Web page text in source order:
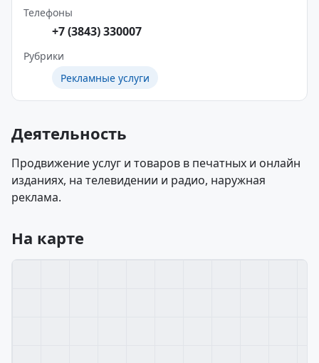
Телефоны
+7 (3843) 330007
Рубрики
Рекламные услуги
Деятельность
Продвижение услуг и товаров в печатных и онлайн
изданиях, на телевидении и радио, наружная
реклама.
На карте